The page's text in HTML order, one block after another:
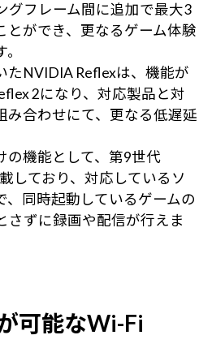
グフレーム間に追加で最大3
とができ、更なるゲーム体験
たNVIDIA Reflexは、機能が
2になり、対応製品と対
み合わせにて、更なる低遅延
の機能として、第9世代
しており、対応しているソ
、同時起動しているゲームの
さずに録画や配信が行えま
可能なWi-Fi